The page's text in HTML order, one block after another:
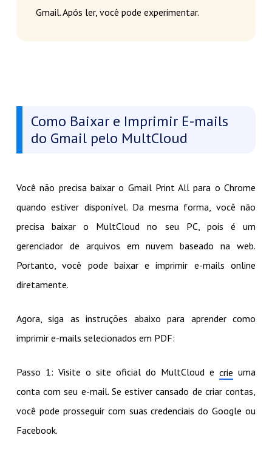
Gmail. Após ler, você pode experimentar.
Como Baixar e Imprimir E-mails
do Gmail pelo MultCloud
Você não precisa baixar o Gmail Print All para o Chrome
quando estiver disponível. Da mesma forma, você não
precisa baixar o MultCloud no seu PC, pois é um
gerenciador de arquivos em nuvem baseado na web.
Portanto, você pode baixar e imprimir e-mails online
diretamente.
Agora, siga as instruções abaixo para aprender como
imprimir e-mails selecionados em PDF:
Passo 1: Visite o site oficial do MultCloud ecrie uma
conta com seu e-mail. Se estiver cansado de criar contas,
você pode prosseguir com suas credenciais do Google ou
Facebook.